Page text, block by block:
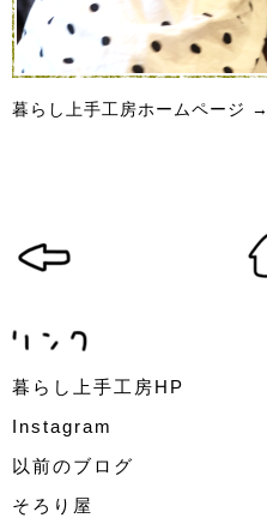
暮らし上手工房ホームページ →
暮らし上手工房HP
Instagram
以前のブログ
そろり屋